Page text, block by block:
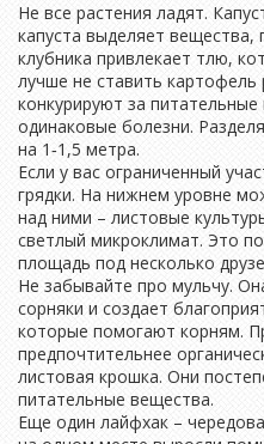
Не все растения ладят.
капуста выделяет
клубника привлекает тлю,
лучше не ставить
конкурируют за
одинаковые болезни.
на 1‑1,5 метра.
Если у вас ограниченный
грядки. На нижнем уровне
над ними – листовые
светлый микроклимат. Это
площадь под несколько
Не забывайте про мульчу.
сорняки и создает
которые помогают корням.
предпочтительнее
листовая крошка. Они
питательные вещества.
Еще один лайфхак –